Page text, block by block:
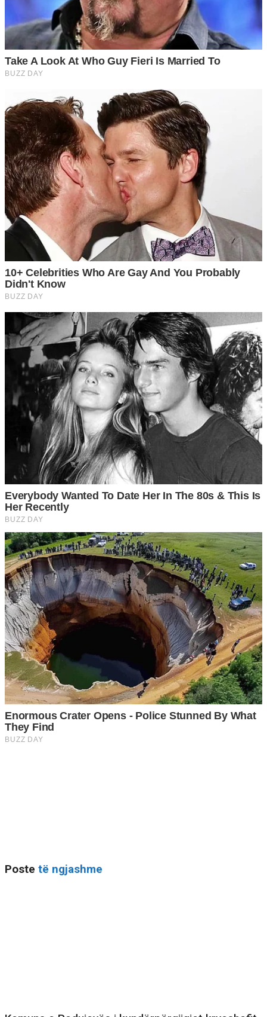
Poste të ngjashme